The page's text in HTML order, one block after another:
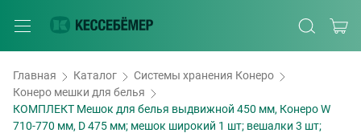
Главная Каталог
Системы хранения Конеро
Конеро мешки для белья
КОМПЛЕКТ Мешок для белья выдвижной 450 мм, Конеро W
710-770 мм, D 475 мм; мешок широкий 1 шт; вешалки 3 шт;